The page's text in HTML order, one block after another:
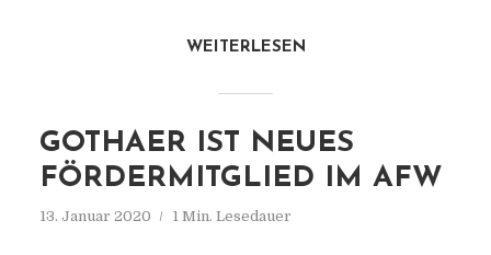
WEITERLESEN
GOTHAER IST NEUES
FÖRDERMITGLIED IM AFW
13. Januar 2020 1 Min. Lesedauer